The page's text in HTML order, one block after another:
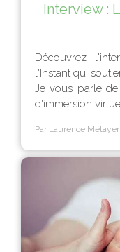
Interview :
Découvrez
l'Instant qui
Je vous parle
d'immersion
Par Laurence Metayer